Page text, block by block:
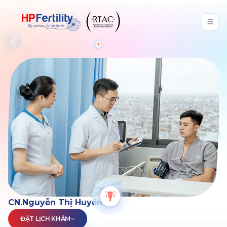
CN.Nguyễn Thị Huyền
ĐẶT LỊCH KHÁM